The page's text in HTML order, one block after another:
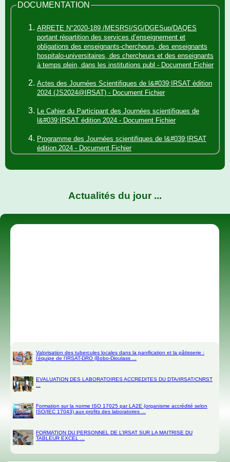
DOCUMENTATION
ARRETE N°2020-189 /MESRSI/SG/DGESup/DAQES
portant répartition des services d’enseignement et
obligations des enseignants-chercheurs, des enseignants
hospitalo-universitaires, des chercheurs et des enseignants
à temps plein, dans les institutions publ - Document Fichier
Actes des Journées Scientifiques de l&#039;IRSAT édition
2024 (JS2024@IRSAT) - Document Fichier
Le Cahier du Participant des Journées scientifiques de
l&#039;IRSAT édition 2024 - Document Fichier
Programme des Journées scientifiques de l&#039;IRSAT
édition 2024 - Document Fichier
portant organisation et fonctionnement de l&#039;IRSAT -
Actualités du jour ...
Valorisation des tubercules locales dans la panification et la pâtisserie :
l’équipe de l’IRSAT-DRO (Bobo-Dioulass ...
EVALUATION DES LABORATOIRES ACCREDITES DU DTA/IRSAT/CNRST
Formation sur la norme ISO 17025 par LA2E (organisme accrédité selon
ISO/IEC 17043) aux profits des laboratoires ...
FORMATION DU PERSONNEL DE L’IRSAT SUR LA MAITRISE DU
TABLEUR EXCEL ...